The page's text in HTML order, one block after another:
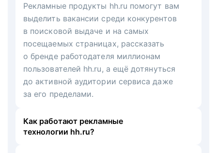
Рекламные продукты hh.ru помогут вам
выделить вакансии среди конкурентов
в поисковой выдаче и на самых
посещаемых страницах, рассказать
о бренде работодателя миллионам
пользователей hh.ru, а ещё дотянуться
до активной аудитории сервиса даже
за его пределами.
Как работают рекламные
технологии hh.ru?